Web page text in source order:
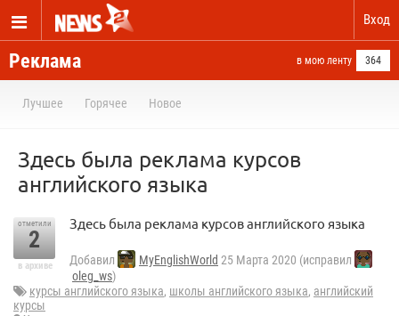
Вход
Реклама в мою ленту 364
Лучшее Горячее Новое
Здесь была реклама курсов
английского языка
отметили
2
в архиве
Здесь была реклама курсов английского языка
Добавил MyEnglishWorld 25 Марта 2020 (исправил
oleg_ws)
курсы английского языка, школы английского языка, английский
курсы